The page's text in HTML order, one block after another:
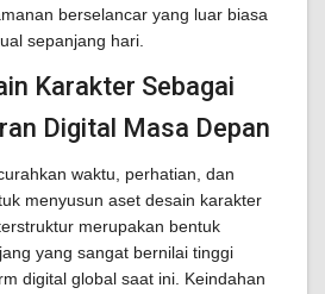
berselancar yang luar biasa
sepanjang hari.
Karakter Sebagai
Digital Masa Depan
waktu, perhatian, dan
menyusun aset desain karakter
merupakan bentuk
yang sangat bernilai tinggi
digital global saat ini. Keindahan